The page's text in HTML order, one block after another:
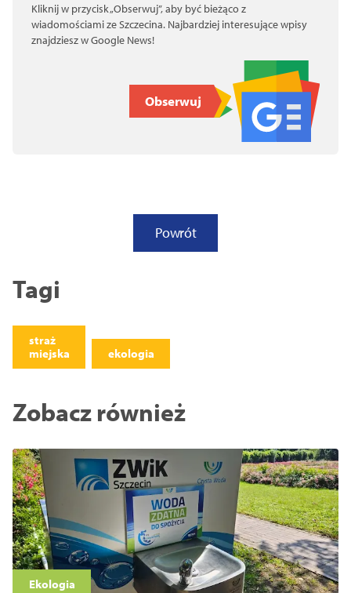
Kliknij w przycisk „Obserwuj”, aby być bieżąco z
wiadomościami ze Szczecina. Najbardziej interesujące wpisy
znajdziesz w Google News!
Obserwuj
Powrót
Tagi
straż
miejska
ekologia
Zobacz również
Ekologia